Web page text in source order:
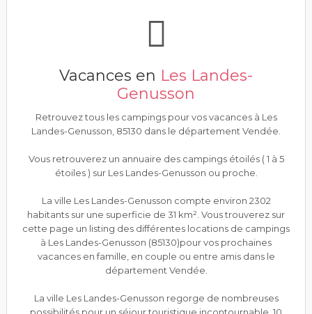
Vacances en Les Landes-
Genusson
Retrouvez tous les campings pour vos vacances à Les
Landes-Genusson, 85130 dans le département Vendée.
Vous retrouverez un annuaire des campings étoilés ( 1 à 5
étoiles ) sur Les Landes-Genusson ou proche.
La ville Les Landes-Genusson compte environ 2302
habitants sur une superficie de 31 km². Vous trouverez sur
cette page un listing des différentes locations de campings
à Les Landes-Genusson (85130)pour vos prochaines
vacances en famille, en couple ou entre amis dans le
département Vendée.
La ville Les Landes-Genusson regorge de nombreuses